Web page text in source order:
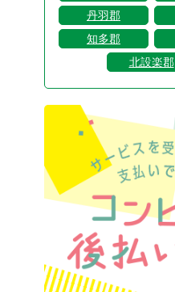
丹羽郡
知多郡
北設楽郡